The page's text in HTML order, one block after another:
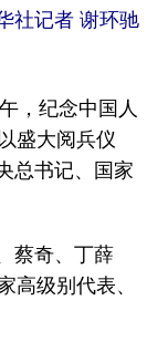
社记者 谢环驰
，纪念中国人
盛大阅兵仪
总书记、国家
蔡奇、丁薛
级别代表、